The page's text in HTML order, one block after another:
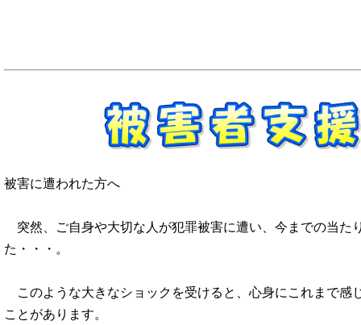
被害に遭われた方へ
突然、ご自身や大切な人が犯罪被害に遭い、今までの当た
た・・・。
このような大きなショックを受けると、心身にこれまで感
ことがあります。